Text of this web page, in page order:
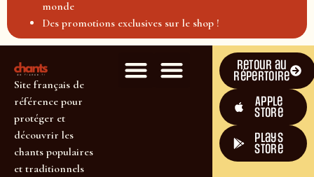
monde
Des promotions exclusives sur le shop !
Site français de
référence pour
protéger et
découvrir les
chants populaires
et traditionnels
Retour au
répertoire
Apple
Store
plays
store